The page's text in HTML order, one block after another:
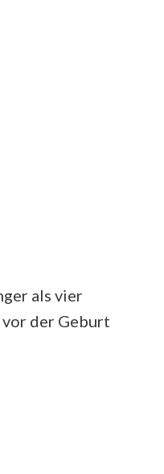
als vier
vor der Geburt